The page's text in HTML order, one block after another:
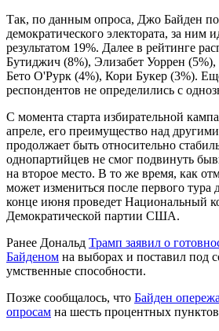
Так, по данным опроса, Джо Байден
демократического электората, за ним
результатом 19%. Далее в рейтинге
Бутиджич (8%), Элизабет Уоррен
Бето О'Рурк (4%), Кори Букер (3%).
респондентов не определились с
С момента старта избирательной
апреле, его преимущество над
продолжает быть относительно
однопартийцев не смог подвинуть
на второе место. В то же время, как
может измениться после первого тура
конце июня проведет Национальный
Демократической партии США.
Ранее Дональд Трамп заявил о
Байденом на выборах и поставил под
умственные способности.
Позже сообщалось, что Байден
опросам на шесть процентных